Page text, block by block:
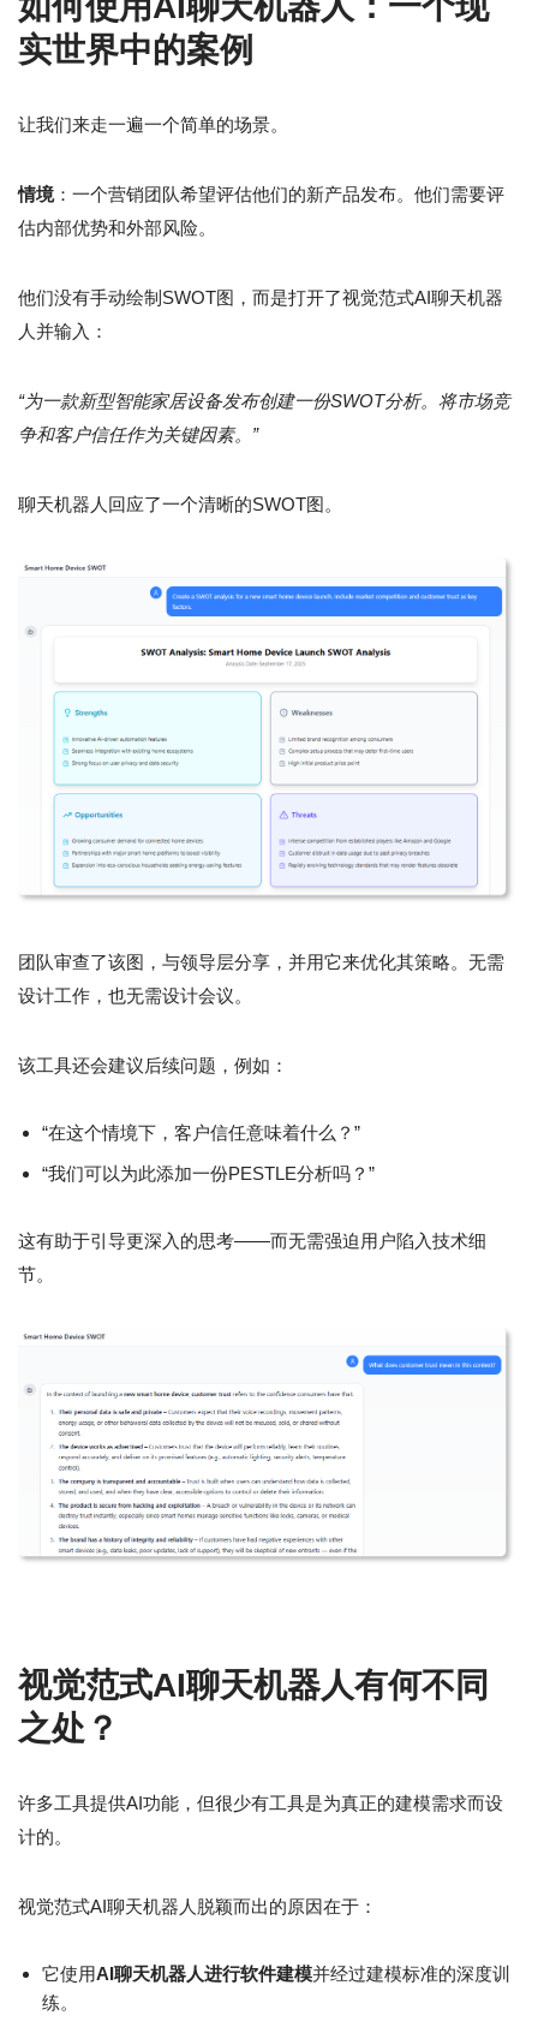
实世界中的案例
让我们来走一遍一个简单的场景。
情境：一个营销团队希望评估他们的新产品发布。他们需要评
估内部优势和外部风险。
他们没有手动绘制SWOT图，而是打开了视觉范式AI聊天机器
人并输入：
“为一款新型智能家居设备发布创建一份SWOT分析。将市场竞
争和客户信任作为关键因素。”
聊天机器人回应了一个清晰的SWOT图。
团队审查了该图，与领导层分享，并用它来优化其策略。无需
设计工作，也无需设计会议。
该工具还会建议后续问题，例如：
“在这个情境下，客户信任意味着什么？”
“我们可以为此添加一份PESTLE分析吗？”
这有助于引导更深入的思考——而无需强迫用户陷入技术细
节。
视觉范式AI聊天机器人有何不同
之处？
许多工具提供AI功能，但很少有工具是为真正的建模需求而设
计的。
视觉范式AI聊天机器人脱颖而出的原因在于：
它使用AI聊天机器人进行软件建模并经过建模标准的深度训
练。